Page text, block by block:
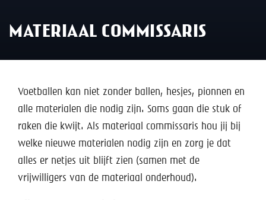
Jeugd
Toekomst
Kalender
Help mee!
Shop
Lid worden
MATERIAAL COMMISSARIS
Voetballen kan niet zonder ballen, hesjes, pionnen en
alle materialen die nodig zijn. Soms gaan die stuk of
raken die kwijt. Als materiaal commissaris hou jij bij
welke nieuwe materialen nodig zijn en zorg je dat
alles er netjes uit blijft zien (samen met de
vrijwilligers van de materiaal onderhoud).